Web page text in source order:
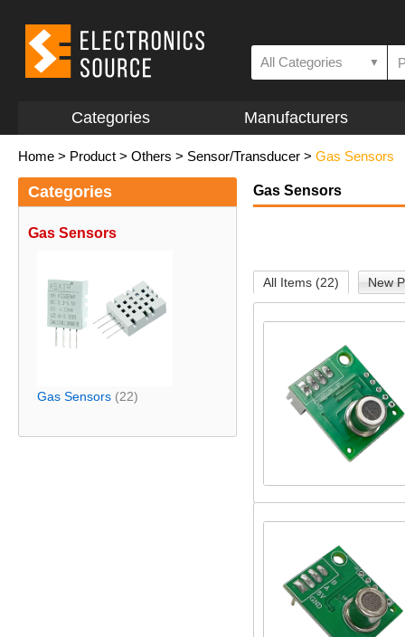
All Categories ▼
Categories Manufacturers
Home > Product > Others > Sensor/Transducer > Gas Sensors
Categories
Gas Sensors
Gas Sensors (22)
Gas Sensors
All Items (22) New